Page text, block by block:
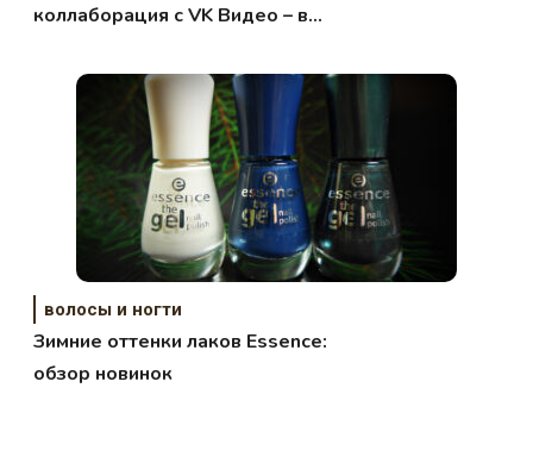
коллаборация с VK Видео – в
волосы и ногти
Зимние оттенки лаков Essence:
обзор новинок